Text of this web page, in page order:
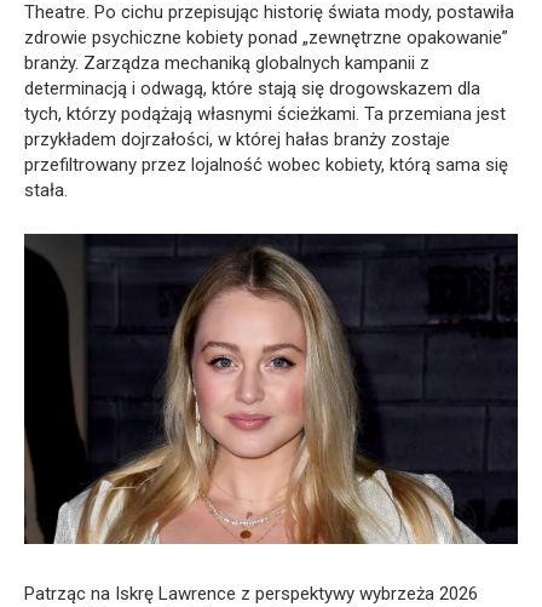
Theatre. Po cichu przepisując historię świata mody, postawiła
zdrowie psychiczne kobiety ponad „zewnętrzne opakowanie”
branży. Zarządza mechaniką globalnych kampanii z
determinacją i odwagą, które stają się drogowskazem dla
tych, którzy podążają własnymi ścieżkami. Ta przemiana jest
przykładem dojrzałości, w której hałas branży zostaje
przefiltrowany przez lojalność wobec kobiety, którą sama się
stała.
Patrząc na Iskrę Lawrence z perspektywy wybrzeża 2026